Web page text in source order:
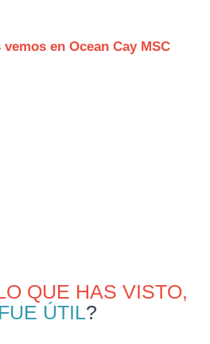
vemos en Ocean Cay MSC
QUE HAS VISTO,
ÚTIL?